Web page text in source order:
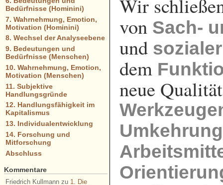
Wir
von Sach-
und
dem
neue
Umkehrung
Bedürfnisse (Hominini)
7. Wahrnehmung, Emotion,
Motivation (Hominini)
8. Wechsel der Analyseebene
9. Bedeutungen und
Bedürfnisse (Menschen)
10. Wahrnehmung, Emotion,
Motivation (Menschen)
11. Subjektive
Handlungsgründe
12. Handlungsfähigkeit im
Kapitalismus
13. Individualentwicklung
14. Forschung und
Mitforschung
Abschluss
Kommentare
Friedrich Kullmannzu 1. Die